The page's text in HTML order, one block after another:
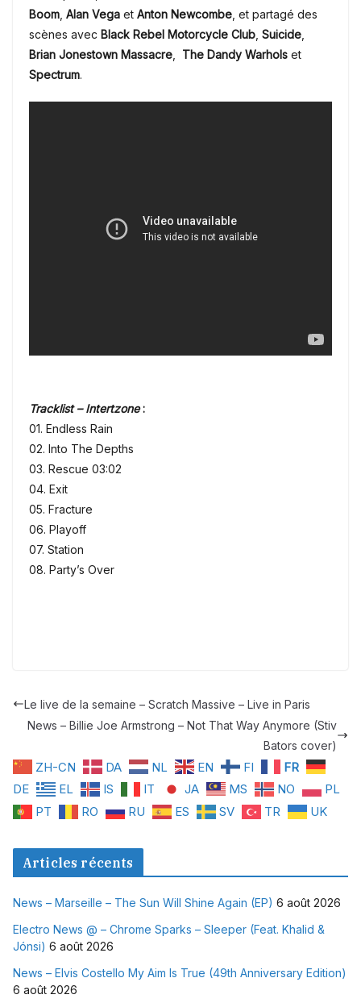
Boom Alan Vega et Anton Newcombe , et partagé des
scènes avec Black Rebel Motorcycle Club Suicide
Brian Jonestown Massacre
The Dandy Warhols et
Spectrum.
Tracklist – Intertzone:
01. Endless Rain
02. Into The Depths
03. Rescue 03:02
04. Exit
05. Fracture
06. Playoff
07. Station
08. Party’s Over
Le live de la semaine – Scratch Massive – Live in Paris
News – Billie Joe Armstrong – Not That Way Anymore (Stiv
Bators cover)
ZH-CN DA NL EN FI
FR
DE
EL IS IT JA MS NO
PL
PT
RO RU ES SV TR UK
Articles récents
News – Marseille – The Sun Will Shine Again (EP) 6 août 2026
Electro News @ – Chrome Sparks – Sleeper (Feat. Khalid &
Jónsi) 6 août 2026
News – Elvis Costello My Aim Is True (49th Anniversary Edition)
6 août 2026